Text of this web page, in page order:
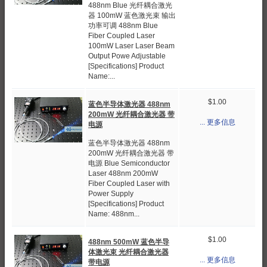
488nm Blue 光纤耦合激光
器 100mW 蓝色激光束 输出
功率可调 488nm Blue
Fiber Coupled Laser
100mW Laser Laser Beam
Output Powe Adjustable
[Specifications] Product
Name:...
蓝色半导体激光器 488nm
200mW 光纤耦合激光器 带
电源
蓝色半导体激光器 488nm
200mW 光纤耦合激光器 带
电源 Blue Semiconductor
Laser 488nm 200mW
Fiber Coupled Laser with
Power Supply
[Specifications] Product
Name: 488nm...
$1.00
... 更多信息
488nm 500mW 蓝色半导
体激光束 光纤耦合激光器
带电源
$1.00
... 更多信息